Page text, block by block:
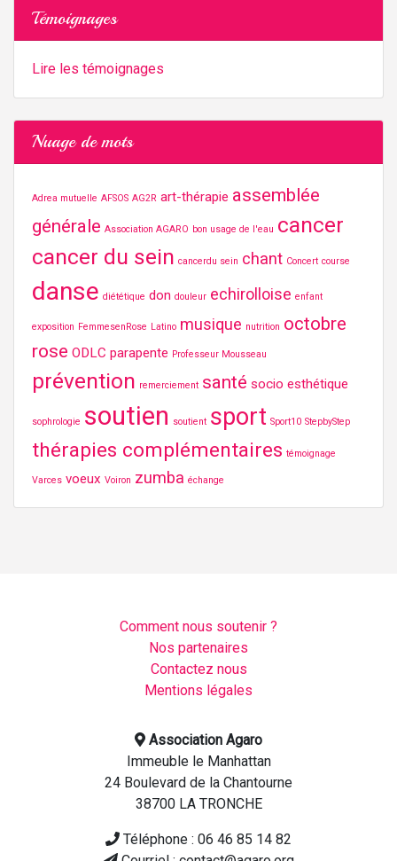
Témoignages
Lire les témoignages
Nuage de mots
Adrea mutuelle AFSOS AG2R art-thérapie assemblée
générale Association AGARO bon usage de l'eau cancer
cancer du sein cancerdu sein chant Concert course
danse diététique don douleur echirolloise enfant
exposition FemmesenRose Latino musique nutrition octobre
rose ODLC parapente Professeur Mousseau
prévention remerciement santé socio esthétique
sophrologie soutien soutient sport Sport10 StepbyStep
thérapies complémentaires témoignage
Varces voeux Voiron zumba échange
Comment nous soutenir ?
Nos partenaires
Contactez nous
Mentions légales
Association Agaro
Immeuble le Manhattan
24 Boulevard de la Chantourne
38700 LA TRONCHE
Téléphone : 06 46 85 14 82